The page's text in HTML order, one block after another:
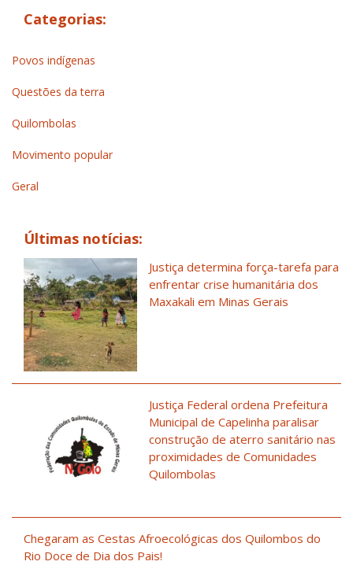
Categorias:
Povos indígenas
Questões da terra
Quilombolas
Movimento popular
Geral
Últimas notícias:
Justiça determina força-tarefa para
enfrentar crise humanitária dos
Maxakali em Minas Gerais
Justiça Federal ordena Prefeitura
Municipal de Capelinha paralisar
construção de aterro sanitário nas
proximidades de Comunidades
Quilombolas
Chegaram as Cestas Afroecológicas dos Quilombos do
Rio Doce de Dia dos Pais!